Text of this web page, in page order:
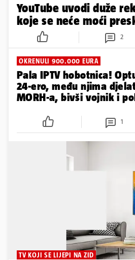
YouTube uvodi duže
koje se neće moći
2
OKRENULI 900.000 EURA
Pala IPTV hobotnica!
24-ero, među njima
MORH-a, bivši vojnik i
1
TV KOJI SE LIJEPI NA ZID